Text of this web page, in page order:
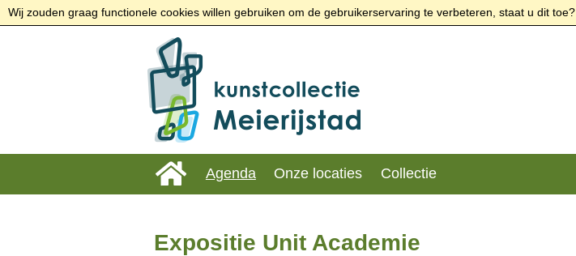
Wij zouden graag functionele cookies willen gebruiken om de gebruikerservaring te verbeteren, staat u dit toe?
Agenda Onze locaties Collectie
Expositie Unit Academie